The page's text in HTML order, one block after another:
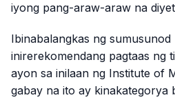
iyong pang-araw-araw na
Ibinabalangkas ng
inirerekomendang pagtaas ng
ayon sa inilaan ng Institute of
gabay na ito ay kinakategorya